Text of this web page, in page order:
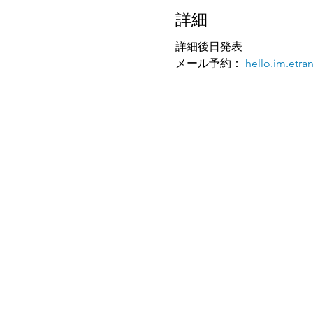
詳細
詳細後日発表
メール予約：